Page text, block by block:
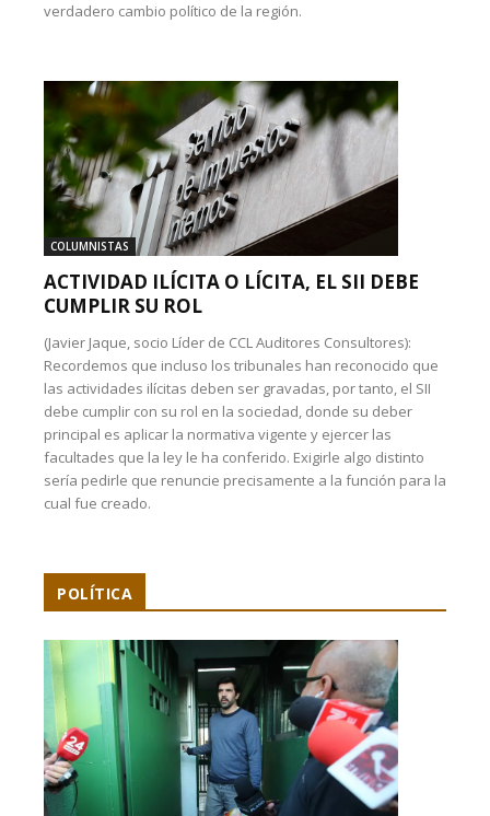
verdadero cambio político de la región.
COLUMNISTAS
ACTIVIDAD ILÍCITA O LÍCITA, EL SII DEBE
CUMPLIR SU ROL
(Javier Jaque, socio Líder de CCL Auditores Consultores):
Recordemos que incluso los tribunales han reconocido que
las actividades ilícitas deben ser gravadas, por tanto, el SII
debe cumplir con su rol en la sociedad, donde su deber
principal es aplicar la normativa vigente y ejercer las
facultades que la ley le ha conferido. Exigirle algo distinto
sería pedirle que renuncie precisamente a la función para la
cual fue creado.
POLÍTICA